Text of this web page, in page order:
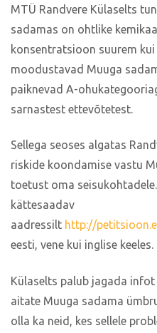
MTÜ Randvere Külaselts
sadamas on ohtlike
konsentratsioon suurem
moodustavad Muuga
paiknevad A-
sarnastest ettevõtetest.
Sellega seoses algatas
riskide koondamise vastu
toetust oma
kättesaadav
aadressilt http://
eesti, vene kui inglise keeles.
Külaselts palub jagada
aitate Muuga sadama
olla ka neid, kes sellele